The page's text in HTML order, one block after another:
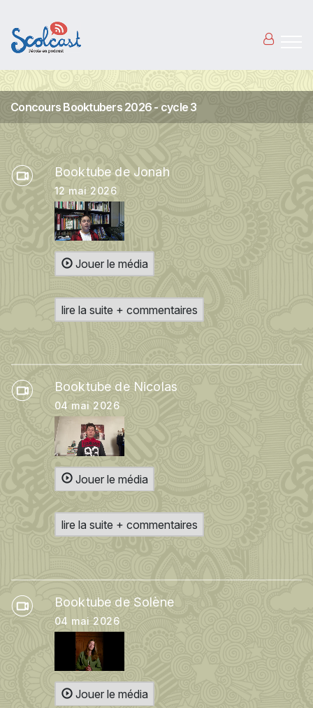
Concours Booktubers 2026 - cycle 3
Booktube de Jonah
12 mai 2026
Jouer le média
lire la suite + commentaires
Booktube de Nicolas
04 mai 2026
Jouer le média
lire la suite + commentaires
Booktube de Solène
04 mai 2026
Jouer le média